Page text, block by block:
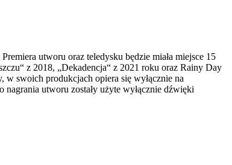
utworu oraz teledysku będzie miała miejsce 15
z 2018, „Dekadencja“ z 2021 roku oraz Rainy Day
w swoich produkcjach opiera się wyłącznie na
utworu zostały użyte wyłącznie dźwięki